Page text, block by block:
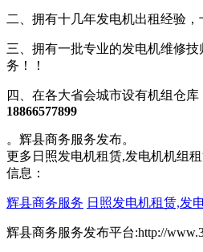
二、拥有十几年发电机出租经验，
三、拥有一批专业的发电机维修
务！！
四、在各大省会城市设有机组仓库
18866577899
。辉县商务服务发布。
更多日照发电机租赁,发电机机组
信息：
辉县商务服务 日照发电机租赁,发
辉县商务服务发布平台:http://